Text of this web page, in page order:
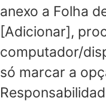
anexo a Folha
[Adicionar],
computador/
só marcar a